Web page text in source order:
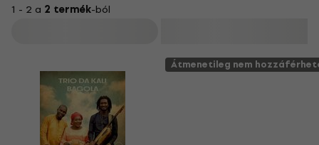
1 - 2 a 2 termék-ból
Átmenetileg nem